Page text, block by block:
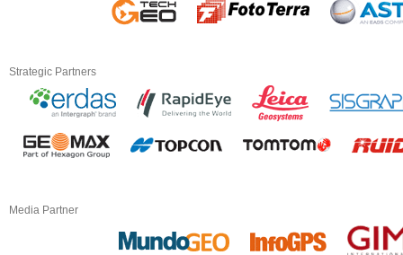
Strategic Partners
Media Partner